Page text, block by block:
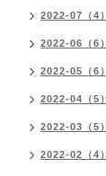
2022-07（4）
2022-06（6）
2022-05（6）
2022-04（5）
2022-03（5）
2022-02（4）